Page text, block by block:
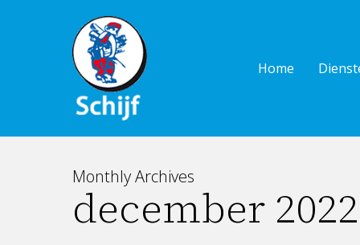
Home
Monthly Archives
december 2022